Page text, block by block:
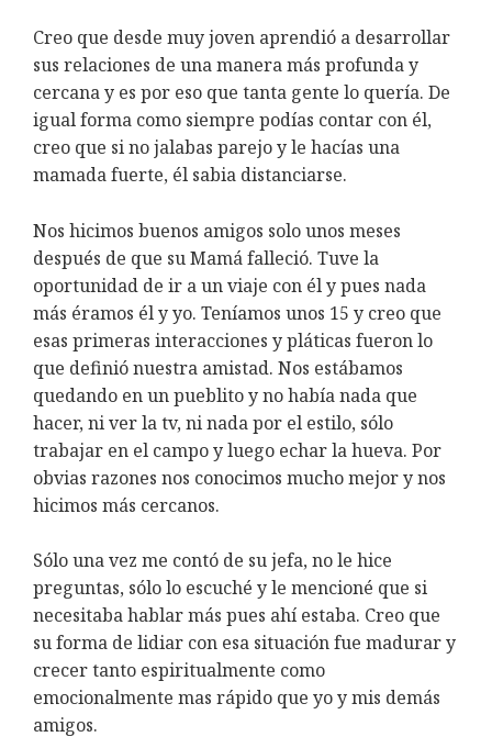
Creo que desde muy joven aprendió a desarrollar
sus relaciones de una manera más profunda y
cercana y es por eso que tanta gente lo quería. De
igual forma como siempre podías contar con él,
creo que si no jalabas parejo y le hacías una
mamada fuerte, él sabia distanciarse.
Nos hicimos buenos amigos solo unos meses
después de que su Mamá falleció. Tuve la
oportunidad de ir a un viaje con él y pues nada
más éramos él y yo. Teníamos unos 15 y creo que
esas primeras interacciones y pláticas fueron lo
que definió nuestra amistad. Nos estábamos
quedando en un pueblito y no había nada que
hacer, ni ver la tv, ni nada por el estilo, sólo
trabajar en el campo y luego echar la hueva. Por
obvias razones nos conocimos mucho mejor y nos
hicimos más cercanos.
Sólo una vez me contó de su jefa, no le hice
preguntas, sólo lo escuché y le mencioné que si
necesitaba hablar más pues ahí estaba. Creo que
su forma de lidiar con esa situación fue madurar y
crecer tanto espiritualmente como
emocionalmente mas rápido que yo y mis demás
amigos.